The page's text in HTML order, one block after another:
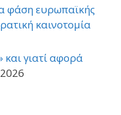
φάση ευρωπαϊκής
καινοτομία
και γιατί αφορά